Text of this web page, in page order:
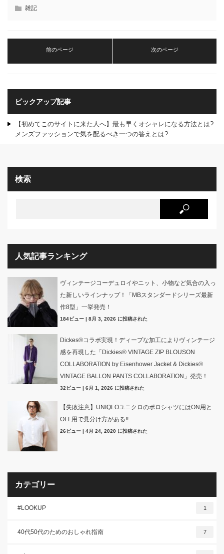
雑記
前のページ 次のページ
ピックアップ記事
【初めてこのサイトに来た人へ】最も早くオシャレになる方法とは?
メンズファッションで気を配るべき一つの答えとは?
検索
人気記事ランキング
ヴィンテージコーデュロイやニット、小物など気合の入っ
た新しいラインナップ！「MBスタンダードシリーズ最新
作8型」一挙発売！
184ビュー 8月 3, 2026 に投稿された
Dickes®コラボ実現！ディープな加工によりヴィンテージ
感を再現した「Dickies® VINTAGE ZIP BLOUSON
COLLABORATION by Eisenhower Jacket & Dickies®
VINTAGE BALLON PANTS COLLABORATION」発売！
32ビュー 6月 1, 2026 に投稿された
【失敗注意】UNIQLOユニクロのポロシャツにはON用と
OFF用で見分け方がある!!
26ビュー 4月 24, 2020 に投稿された
カテゴリー
#LOOKUP 1
40代50代のためのおしゃれ指南 7